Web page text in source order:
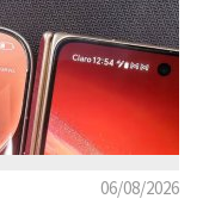
06/08/2026